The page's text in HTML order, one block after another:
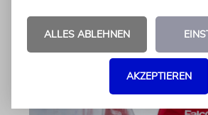
07.08.2026
ALLES ABLEHNEN
AKZEPTIEREN